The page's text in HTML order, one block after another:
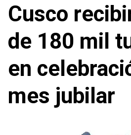
Cusco
de 180 mil
en
mes jubilar